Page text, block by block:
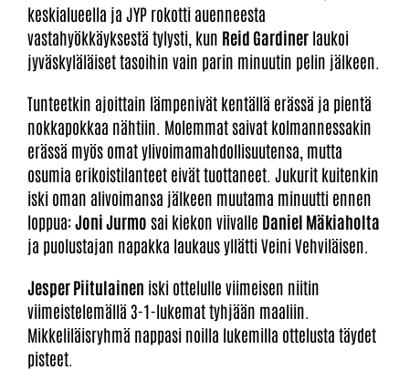
keskialueella ja JYP rokotti auenneesta
vastahyökkäyksestä tylysti, kun Reid Gardiner laukoi
jyväskyläläiset tasoihin vain parin minuutin pelin jälkeen.
Tunteetkin ajoittain lämpenivät kentällä erässä ja pientä
nokkapokkaa nähtiin. Molemmat saivat kolmannessakin
erässä myös omat ylivoimamahdollisuutensa, mutta
osumia erikoistilanteet eivät tuottaneet. Jukurit kuitenkin
iski oman alivoimansa jälkeen muutama minuutti ennen
loppua:Joni Jurmo sai kiekon viivalle Daniel Mäkiaholta
ja puolustajan napakka laukaus yllätti Veini Vehviläisen.
Jesper Piitulainen iski ottelulle viimeisen niitin
viimeistelemällä 3-1-lukemat tyhjään maaliin.
Mikkeliläisryhmä nappasi noilla lukemilla ottelusta täydet
pisteet.